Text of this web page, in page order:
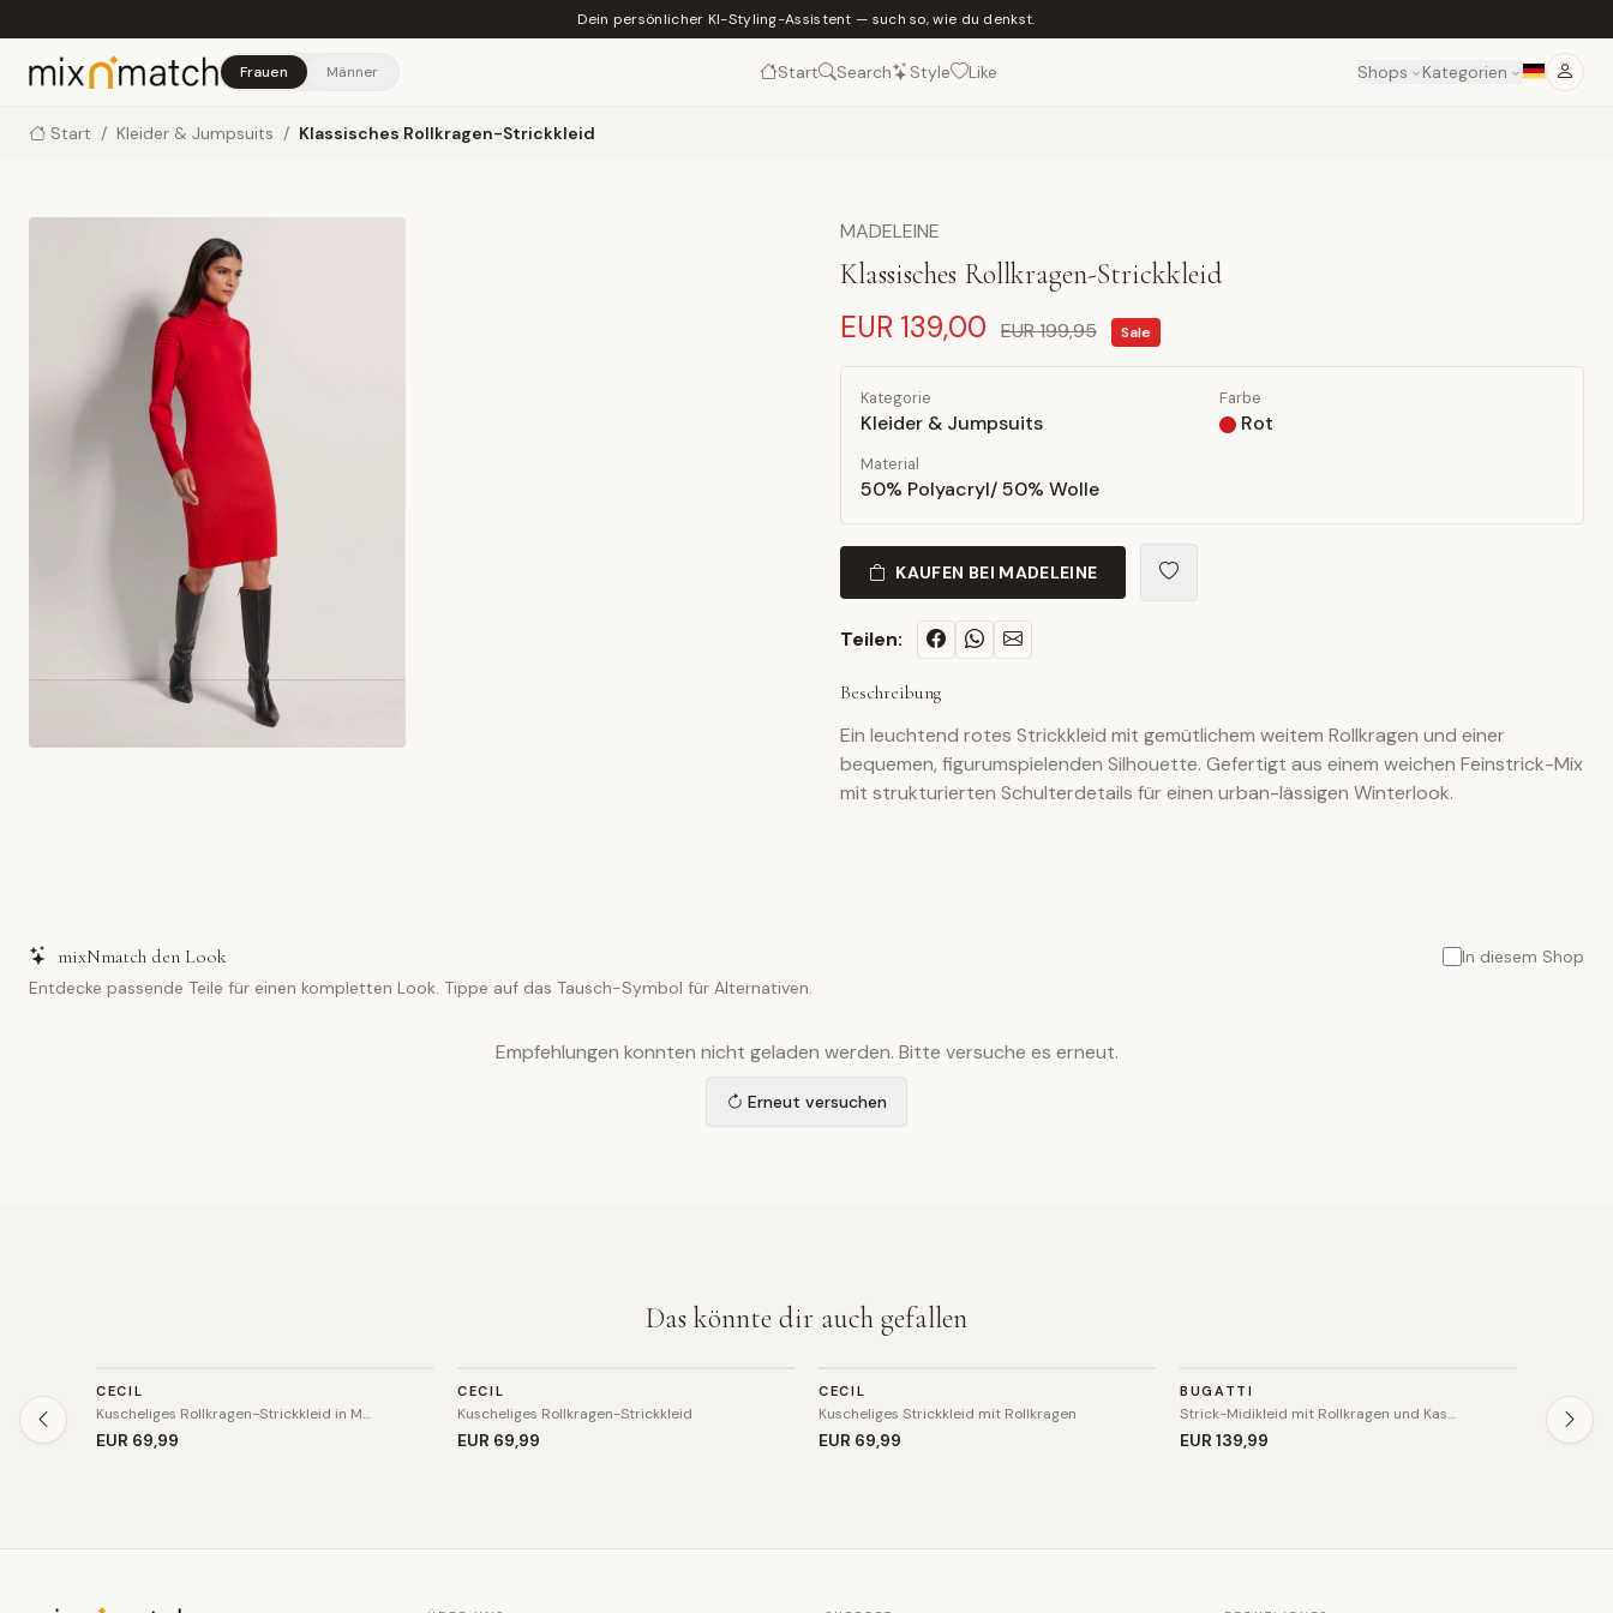
Dein persönlicher KI-Styling-Assistent — such so, wie du denkst.
Frauen Männer Start Search Style Like Shops Kategorien
Start / Kleider & Jumpsuits / Klassisches Rollkragen-Strickkleid
MADELEINE
Klassisches Rollkragen-Strickkleid
EUR 139,00 EUR 199,95 Sale
Kategorie
Kleider & Jumpsuits
Farbe
Rot
Material
50% Polyacryl/ 50% Wolle
KAUFEN BEI MADELEINE
Teilen:
Beschreibung
Ein leuchtend rotes Strickkleid mit gemütlichem weitem Rollkragen und einer
bequemen, figurumspielenden Silhouette. Gefertigt aus einem weichen Feinstrick-Mix
mit strukturierten Schulterdetails für einen urban-lässigen Winterlook.
mixNmatch den Look
In diesem Shop
Entdecke passende Teile für einen kompletten Look. Tippe auf das Tausch-Symbol für Alternativen.
Empfehlungen konnten nicht geladen werden. Bitte versuche es erneut.
Erneut versuchen
Das könnte dir auch gefallen
CECIL
Kuscheliges Rollkragen-Strickkleid in M…
EUR 69,99
CECIL
Kuscheliges Rollkragen-Strickkleid
EUR 69,99
KLEID
CECIL
Kuscheliges Strickkleid mit Rollkragen
EUR 69,99
BUGATTI
Strick-Midikleid mit Rollkragen und Kas…
EUR 139,99
SALE
Lockeres
EUR 94